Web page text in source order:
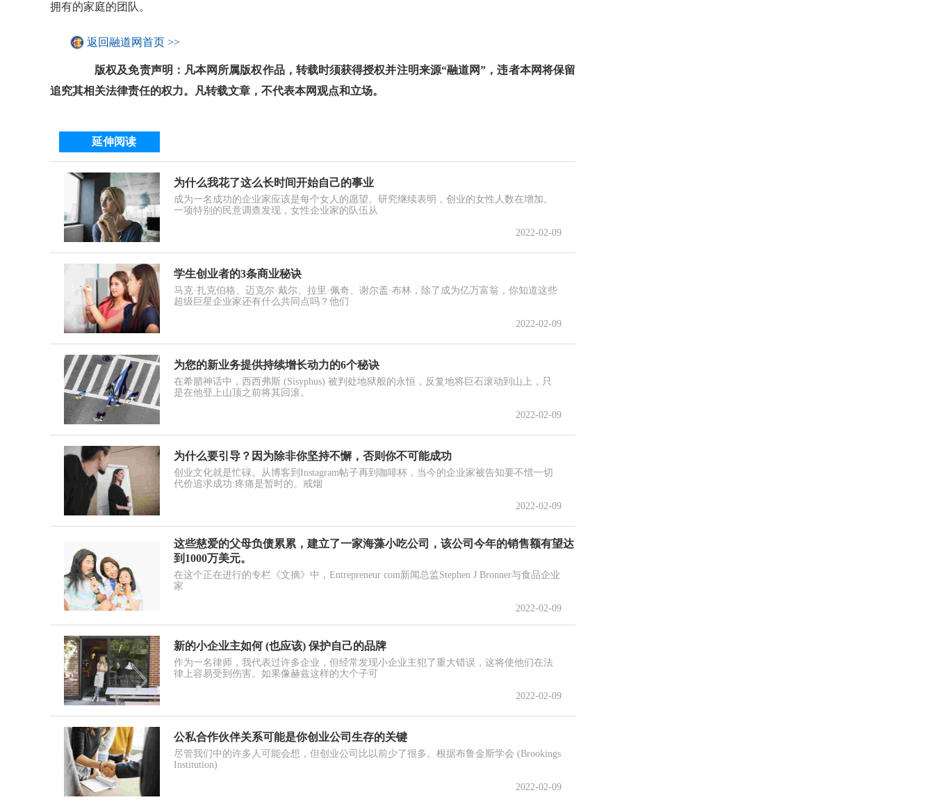
拥有的家庭的团队。
返回融道网首页 >>
版权及免责声明：凡本网所属版权作品，转载时须获得授权并注明来源“融道网”，违者本网将保留
追究其相关法律责任的权力。凡转载文章，不代表本网观点和立场。
延伸阅读
为什么我花了这么长时间开始自己的事业
成为一名成功的企业家应该是每个女人的愿望。研究继续表明，创业的女性人数在增加。
一项特别的民意调查发现，女性企业家的队伍从
2022-02-09
学生创业者的3条商业秘诀
马克·扎克伯格、迈克尔·戴尔、拉里·佩奇、谢尔盖·布林，除了成为亿万富翁，你知道这些
超级巨星企业家还有什么共同点吗？他们
2022-02-09
为您的新业务提供持续增长动力的6个秘诀
在希腊神话中，西西弗斯 (Sisyphus) 被判处地狱般的永恒，反复地将巨石滚动到山上，只
是在他登上山顶之前将其回滚。
2022-02-09
为什么要引导？因为除非你坚持不懈，否则你不可能成功
创业文化就是忙碌。从博客到Instagram帖子再到咖啡杯，当今的企业家被告知要不惜一切
代价追求成功:疼痛是暂时的。戒烟
2022-02-09
这些慈爱的父母负债累累，建立了一家海藻小吃公司，该公司今年的销售额有望达
到1000万美元。
在这个正在进行的专栏《文摘》中，Entrepreneur com新闻总监Stephen J Bronner与食品企业
家
2022-02-09
新的小企业主如何 (也应该) 保护自己的品牌
作为一名律师，我代表过许多企业，但经常发现小企业主犯了重大错误，这将使他们在法
律上容易受到伤害。如果像赫兹这样的大个子可
2022-02-09
公私合作伙伴关系可能是你创业公司生存的关键
尽管我们中的许多人可能会想，但创业公司比以前少了很多。根据布鲁金斯学会 (Brookings
Institution)
2022-02-09